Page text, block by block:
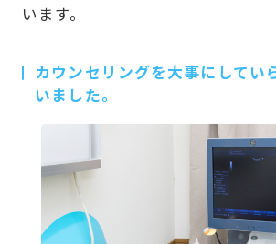
います。
カウンセリングを大事にしてい
いました。